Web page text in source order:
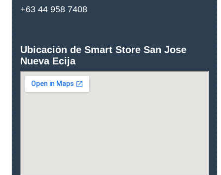
+63 44 958 7408
Ubicación de Smart Store San Jose
Nueva Ecija